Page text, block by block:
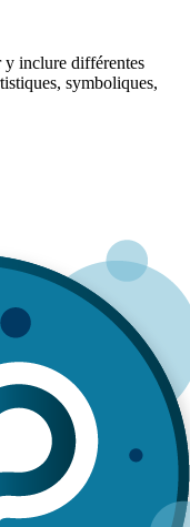
y inclure différentes
symboliques,